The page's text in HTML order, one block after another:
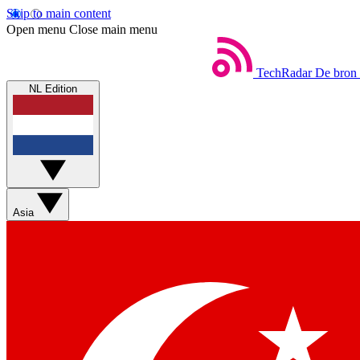
Skip to main content
Open menu Close main menu
TechRadar De bron
NL Edition
Asia